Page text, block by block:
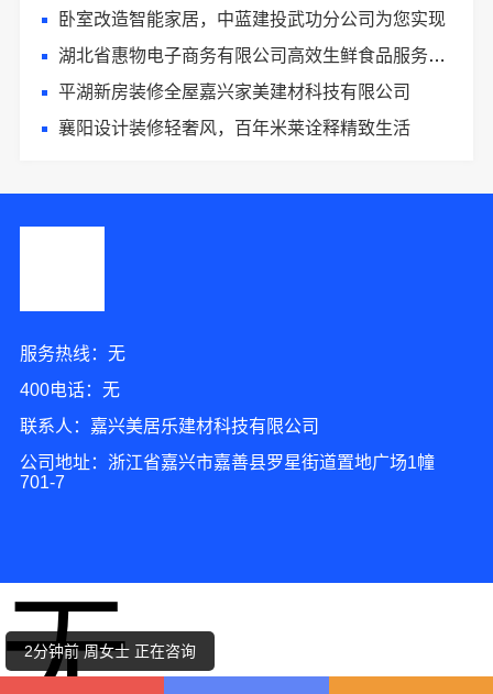
卧室改造智能家居，中蓝建投武功分公司为您实现
湖北省惠物电子商务有限公司高效生鲜食品服务商价格
平湖新房装修全屋嘉兴家美建材科技有限公司
襄阳设计装修轻奢风，百年米莱诠释精致生活
服务热线：无
400电话：无
联系人：嘉兴美居乐建材科技有限公司
公司地址：浙江省嘉兴市嘉善县罗星街道置地广场1幢
701-7
2分钟前 周女士 正在咨询
无